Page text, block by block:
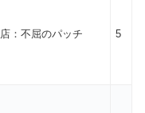
店：不屈のパッチ 5